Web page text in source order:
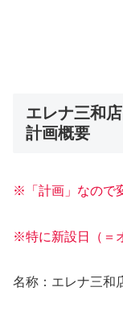
エレナ三和店
計画概要
※「計画」なので
※特に新設日（＝
名称：エレナ三和